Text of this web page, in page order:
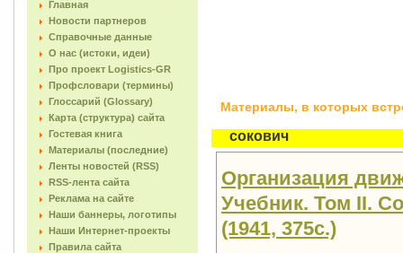
Главная
Новости партнеров
Справочные данные
О нас (истоки, идеи)
Про проект Logistics-GR
Профсловари (термины)
Глоссарий (Glossary)
Карта (структура) сайта
Гостевая книга
Материалы (последние)
Ленты новостей (RSS)
RSS-лента сайта
Реклама на сайте
Наши баннеры, логотипы
Наши Интернет-проекты
Правила сайта
Материалы, в которых
сокович
Организация
Учебник. Том II.
(1941, 375с.)